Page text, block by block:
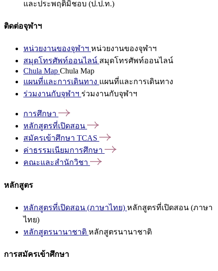
และประพฤติมิชอบ (ป.ป.ท.)
ติดต่อจุฬาฯ
หน่วยงานของจุฬาฯ หน่วยงานของจุฬาฯ
สมุดโทรศัพท์ออนไลน์ สมุดโทรศัพท์ออนไลน์
Chula Map Chula Map
แผนที่และการเดินทาง แผนที่และการเดินทาง
ร่วมงานกับจุฬาฯ ร่วมงานกับจุฬาฯ
การศึกษา
หลักสูตรที่เปิดสอน
สมัครเข้าศึกษา TCAS
ค่าธรรมเนียมการศึกษา
คณะและสำนักวิชา
หลักสูตร
หลักสูตรที่เปิดสอน (ภาษาไทย) หลักสูตรที่เปิดสอน (ภาษา
ไทย)
หลักสูตรนานาชาติ หลักสูตรนานาชาติ
การสมัครเข้าศึกษา